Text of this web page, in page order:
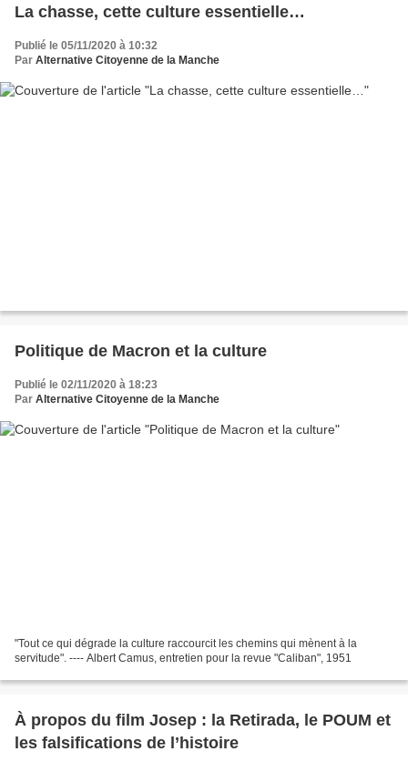
La chasse, cette culture essentielle…
Publié le 05/11/2020 à 10:32
Par Alternative Citoyenne de la Manche
Politique de Macron et la culture
Publié le 02/11/2020 à 18:23
Par Alternative Citoyenne de la Manche
"Tout ce qui dégrade la culture raccourcit les chemins qui mènent à la
servitude". ---- Albert Camus, entretien pour la revue "Caliban", 1951
À propos du film Josep : la Retirada, le POUM et
les falsifications de l’histoire